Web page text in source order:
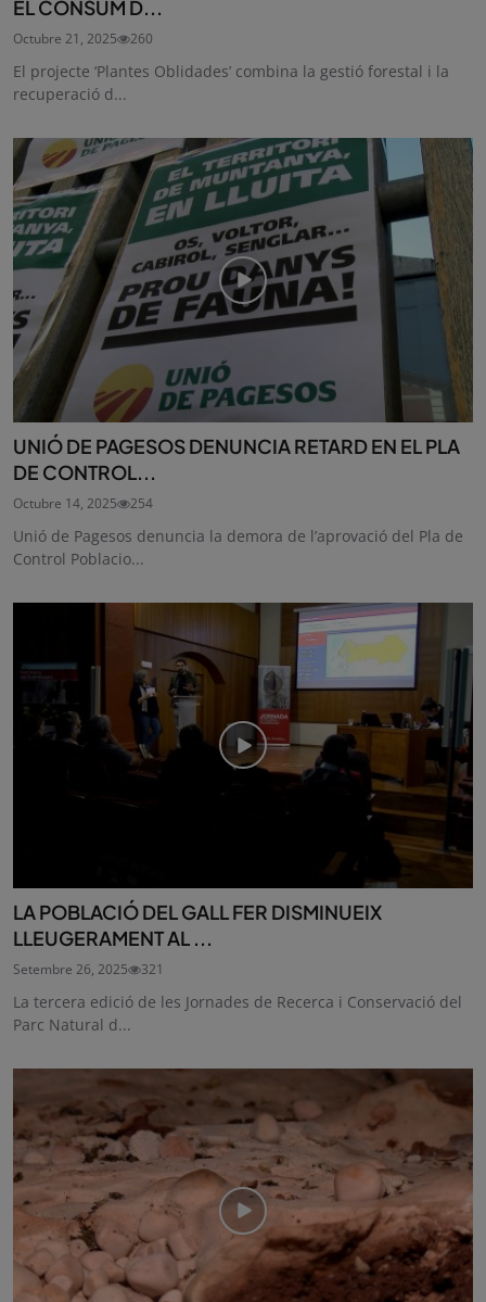
EL CONSUM D...
Octubre 21, 2025 260
El projecte ‘Plantes Oblidades’ combina la gestió forestal i la
recuperació d...
UNIÓ DE PAGESOS DENUNCIA RETARD EN EL PLA
DE CONTROL...
Octubre 14, 2025 254
Unió de Pagesos denuncia la demora de l’aprovació del Pla de
Control Poblacio...
LA POBLACIÓ DEL GALL FER DISMINUEIX
LLEUGERAMENT AL ...
Setembre 26, 2025 321
La tercera edició de les Jornades de Recerca i Conservació del
Parc Natural d...